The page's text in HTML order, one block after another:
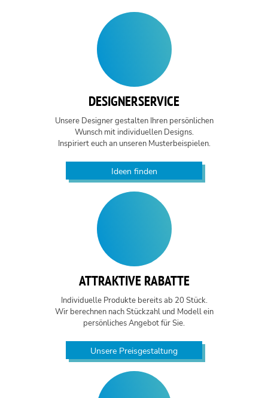
DESIGNERSERVICE
Unsere Designer gestalten Ihren persönlichen
Wunsch mit individuellen Designs.
Inspiriert euch an unseren Musterbeispielen.
Ideen finden
ATTRAKTIVE RABATTE
Individuelle Produkte bereits ab 20 Stück.
Wir berechnen nach Stückzahl und Modell ein
persönliches Angebot für Sie.
Unsere Preisgestaltung